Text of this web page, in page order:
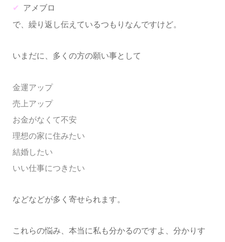
アメブロ
で、繰り返し伝えているつもりなんですけど。
いまだに、多くの方の願い事として
金運アップ
売上アップ
お金がなくて不安
理想の家に住みたい
結婚したい
いい仕事につきたい
などなどが多く寄せられます。
これらの悩み、本当に私も分かるのですよ、分かりす